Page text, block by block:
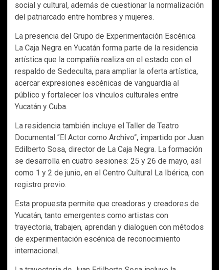
social y cultural, además de cuestionar la normalización
del patriarcado entre hombres y mujeres.
La presencia del Grupo de Experimentación Escénica
La Caja Negra en Yucatán forma parte de la residencia
artística que la compañía realiza en el estado con el
respaldo de Sedeculta, para ampliar la oferta artística,
acercar expresiones escénicas de vanguardia al
público y fortalecer los vínculos culturales entre
Yucatán y Cuba.
La residencia también incluye el Taller de Teatro
Documental “El Actor como Archivo”, impartido por Juan
Edilberto Sosa, director de La Caja Negra. La formación
se desarrolla en cuatro sesiones: 25 y 26 de mayo, así
como 1 y 2 de junio, en el Centro Cultural La Ibérica, con
registro previo.
Esta propuesta permite que creadoras y creadores de
Yucatán, tanto emergentes como artistas con
trayectoria, trabajen, aprendan y dialoguen con métodos
de experimentación escénica de reconocimiento
internacional.